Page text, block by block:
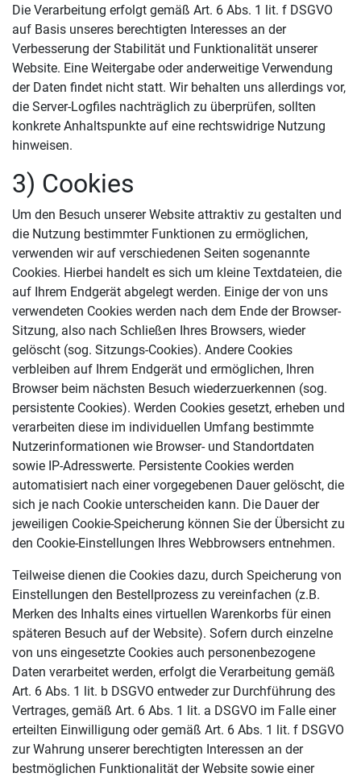
Die Verarbeitung erfolgt gemäß Art. 6 Abs. 1 lit. f DSGVO
auf Basis unseres berechtigten Interesses an der
Verbesserung der Stabilität und Funktionalität unserer
Website. Eine Weitergabe oder anderweitige Verwendung
der Daten findet nicht statt. Wir behalten uns allerdings vor,
die Server-Logfiles nachträglich zu überprüfen, sollten
konkrete Anhaltspunkte auf eine rechtswidrige Nutzung
hinweisen.
3) Cookies
Um den Besuch unserer Website attraktiv zu gestalten und
die Nutzung bestimmter Funktionen zu ermöglichen,
verwenden wir auf verschiedenen Seiten sogenannte
Cookies. Hierbei handelt es sich um kleine Textdateien, die
auf Ihrem Endgerät abgelegt werden. Einige der von uns
verwendeten Cookies werden nach dem Ende der Browser-
Sitzung, also nach Schließen Ihres Browsers, wieder
gelöscht (sog. Sitzungs-Cookies). Andere Cookies
verbleiben auf Ihrem Endgerät und ermöglichen, Ihren
Browser beim nächsten Besuch wiederzuerkennen (sog.
persistente Cookies). Werden Cookies gesetzt, erheben und
verarbeiten diese im individuellen Umfang bestimmte
Nutzerinformationen wie Browser- und Standortdaten
sowie IP-Adresswerte. Persistente Cookies werden
automatisiert nach einer vorgegebenen Dauer gelöscht, die
sich je nach Cookie unterscheiden kann. Die Dauer der
jeweiligen Cookie-Speicherung können Sie der Übersicht zu
den Cookie-Einstellungen Ihres Webbrowsers entnehmen.
Teilweise dienen die Cookies dazu, durch Speicherung von
Einstellungen den Bestellprozess zu vereinfachen (z.B.
Merken des Inhalts eines virtuellen Warenkorbs für einen
späteren Besuch auf der Website). Sofern durch einzelne
von uns eingesetzte Cookies auch personenbezogene
Daten verarbeitet werden, erfolgt die Verarbeitung gemäß
Art. 6 Abs. 1 lit. b DSGVO entweder zur Durchführung des
Vertrages, gemäß Art. 6 Abs. 1 lit. a DSGVO im Falle einer
erteilten Einwilligung oder gemäß Art. 6 Abs. 1 lit. f DSGVO
zur Wahrung unserer berechtigten Interessen an der
bestmöglichen Funktionalität der Website sowie einer